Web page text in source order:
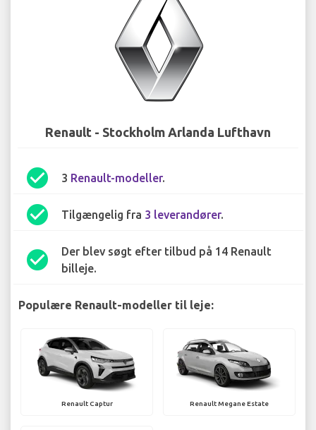
Renault - Stockholm Arlanda Lufthavn
check_circle 3 Renault-modeller.
check_circle Tilgængelig fra 3 leverandører.
check_circle
Der blev søgt efter tilbud på 14 Renault
billeje.
Populære Renault-modeller til leje:
Renault Captur Renault Megane Estate